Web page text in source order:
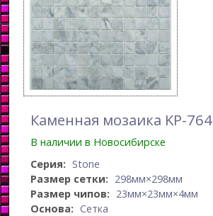
Каменная мозаика KP-764
В наличии в Новосибирске
Серия: Stone
Размер сетки: 298мм×298мм
Размер чипов: 23мм×23мм×4мм
Основа: Сетка